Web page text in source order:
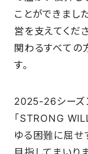
お問い合わせ
CSRのご依
スクール体
ことができまし
営を支えてくだ
関わるすべての
す。
2025-26シーズ
「STRONG
ゆる困難に屈